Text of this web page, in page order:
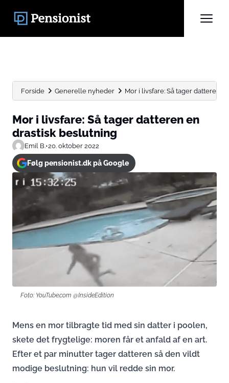
Forside Generelle nyheder Mor i livsfare: Så tager datteren
Mor i livsfare: Så tager datteren en
drastisk beslutning
Emil B.•20. oktober 2022
Følg pensionist.dk på Google
Foto: YouTube.com @InsideEdition
Mens en mor tilbragte tid med sin datter i poolen,
skete det frygtelige: moren får et anfald af en art.
Efter et par minutter tager datteren så den vildt
modige beslutning: hun vil redde sin mor.